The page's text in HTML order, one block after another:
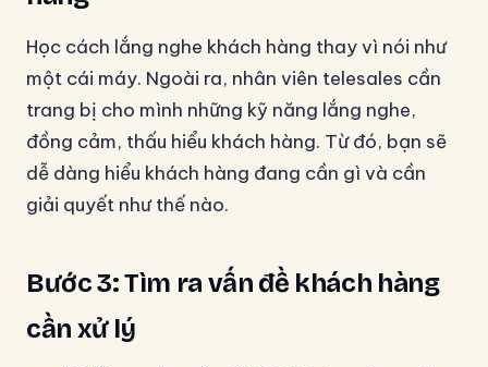
Học cách lắng nghe khách hàng thay vì nói như
một cái máy. Ngoài ra, nhân viên telesales cần
trang bị cho mình những kỹ năng lắng nghe,
đồng cảm, thấu hiểu khách hàng. Từ đó, bạn sẽ
dễ dàng hiểu khách hàng đang cần gì và cần
giải quyết như thế nào.
Bước 3: Tìm ra vấn đề khách hàng
cần xử lý